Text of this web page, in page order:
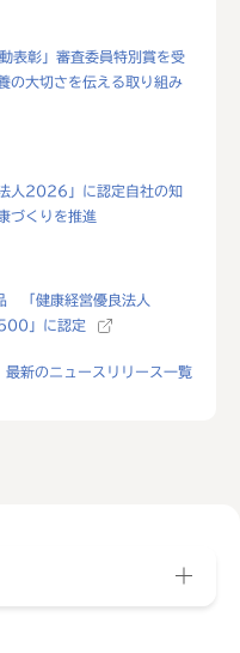
表彰」審査委員特別賞を受
の大切さを伝える取り組み
人2026」に認定自社の知
づくりを推進
「健康経営優良法人
」に認定
最新のニュースリリース一覧